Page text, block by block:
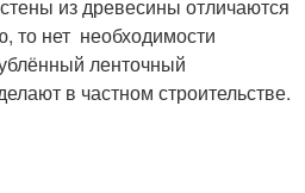
из древесины отличаются
то нет необходимости
ленточный
в частном строительстве.